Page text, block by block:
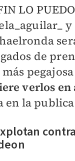
LO
y
de
pegajosa
verlos en
en la
contra